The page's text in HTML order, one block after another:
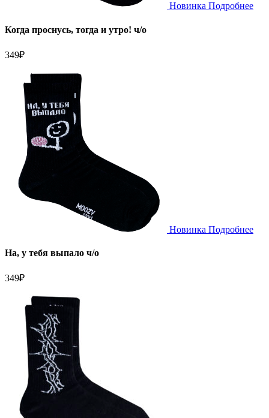
Новинка Подробнее
Когда проснусь, тогда и утро! ч/о
349₽
Новинка Подробнее
На, у тебя выпало ч/о
349₽